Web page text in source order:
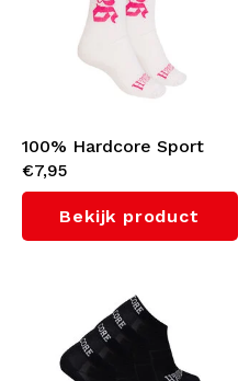
Legerkleding
Sokken
Kabeltruien
Aanstekers
Mutsen
Riemen
100% Hardcore Sport
Sokken 'Gabber'
(White/Pink)
€7,95
Bekijk product